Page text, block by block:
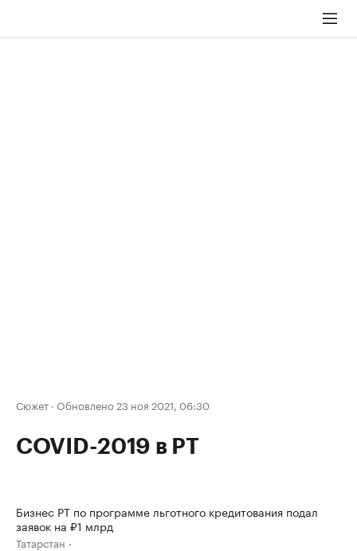
Сюжет · Обновлено 23 ноя 2021, 06:30
COVID-2019 в РТ
Бизнес РТ по программе льготного кредитования подал
заявок на ₽1 млрд
Татарстан